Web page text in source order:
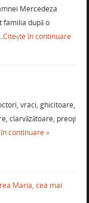
Mercedeza
familia după o
Citește în continuare
vraci, ghicitoare,
clarvăzătoare, preoţi
continuare »
Maria, cea mai